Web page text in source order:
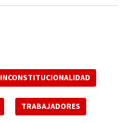
INCONSTITUCIONALIDAD
TRABAJADORES